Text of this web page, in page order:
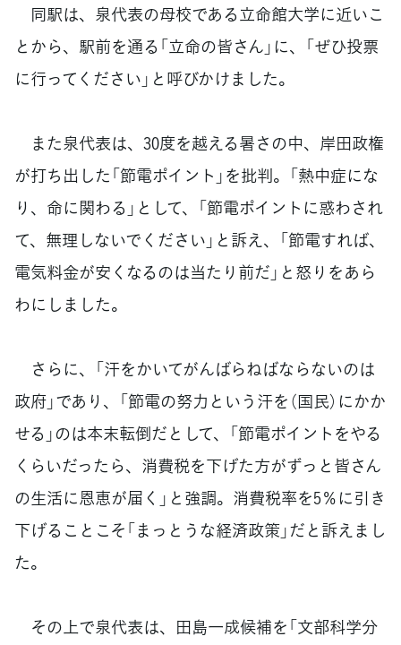
同駅は、泉代表の母校である立命館大学に近いこ
とから、駅前を通る「立命の皆さん」に、「ぜひ投票
に行ってください」と呼びかけました。
また泉代表は、30度を越える暑さの中、岸田政権
が打ち出した「節電ポイント」を批判。「熱中症にな
り、命に関わる」として、「節電ポイントに惑わされ
て、無理しないでください」と訴え、「節電すれば、
電気料金が安くなるのは当たり前だ」と怒りをあら
わにしました。
さらに、「汗をかいてがんばらねばならないのは
政府」であり、「節電の努力という汗を（国民）にかか
せる」のは本末転倒だとして、「節電ポイントをやる
くらいだったら、消費税を下げた方がずっと皆さん
の生活に恩恵が届く」と強調。消費税率を5％に引き
下げることこそ「まっとうな経済政策」だと訴えまし
た。
その上で泉代表は、田島一成候補を「文部科学分